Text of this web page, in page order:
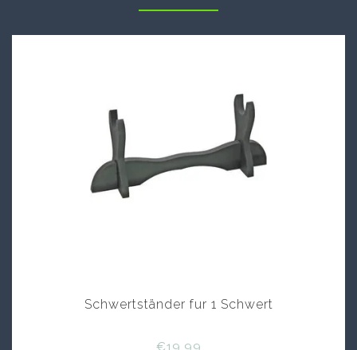
Schwertständer fur 1 Schwert
€19,99